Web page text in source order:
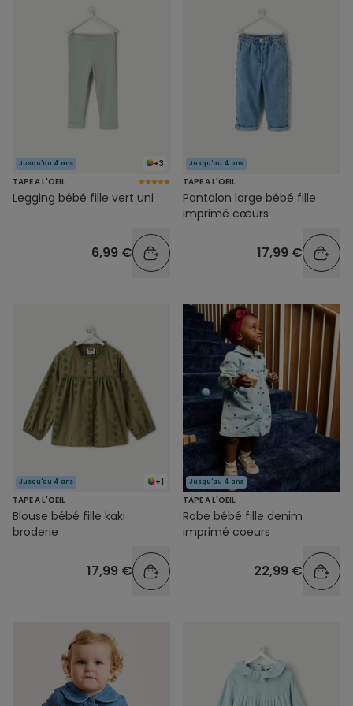
+3
Jusqu'au 4 ans
TAPE A L'OEIL
Legging bébé fille vert uni
6,99 €
Jusqu'au 4 ans
TAPE A L'OEIL
Pantalon large bébé fille
imprimé cœurs
17,99 €
+1
Jusqu'au 4 ans
TAPE A L'OEIL
Blouse bébé fille kaki
broderie
17,99 €
Jusqu'au 4 ans
TAPE A L'OEIL
Robe bébé fille denim
imprimé coeurs
22,99 €